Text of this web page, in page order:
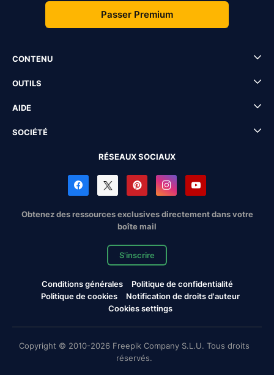
Passer Premium
CONTENU
OUTILS
AIDE
SOCIÉTÉ
RÉSEAUX SOCIAUX
Obtenez des ressources exclusives directement dans votre
boîte mail
S'inscrire
Conditions générales
Politique de confidentialité
Politique de cookies
Notification de droits d'auteur
Cookies settings
Copyright © 2010-2026 Freepik Company S.L.U. Tous droits
réservés.